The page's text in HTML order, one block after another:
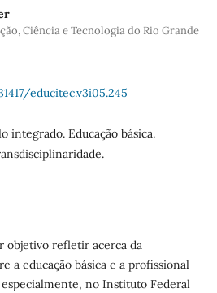
Ciência e Tecnologia do Rio Grande
educitec.v3i05.245
integrado. Educação básica.
objetivo refletir acerca da
a educação básica e a profissional
no Instituto Federal